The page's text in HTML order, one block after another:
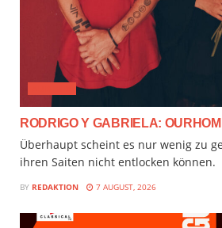
RODRIGO Y GABRIELA:
Überhaupt scheint es nur wenig zu
ihren Saiten nicht entlocken können.
BY REDAKTION 7 AUGUST, 2026